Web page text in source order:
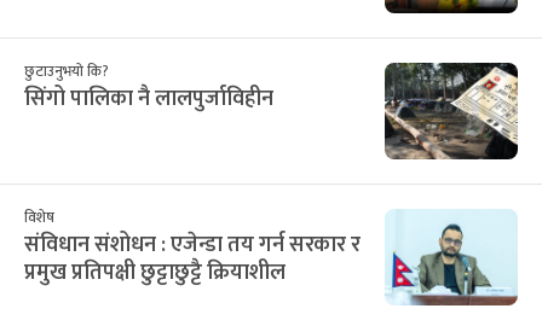
छुटाउनुभयो कि?
सिंगो पालिका नै लालपुर्जाविहीन
विशेष
संविधान संशोधन : एजेन्डा तय गर्न सरकार र
प्रमुख प्रतिपक्षी छुट्टाछुट्टै क्रियाशील